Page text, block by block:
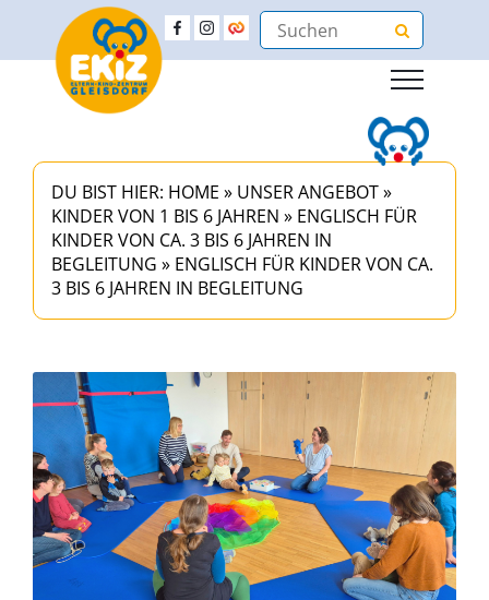
DU BIST HIER: HOME » UNSER ANGEBOT»
KINDER VON 1 BIS 6 JAHREN » ENGLISCH FÜR
KINDER VON CA. 3 BIS 6 JAHREN IN
BEGLEITUNG » ENGLISCH FÜR KINDER VON CA.
3 BIS 6 JAHREN IN BEGLEITUNG